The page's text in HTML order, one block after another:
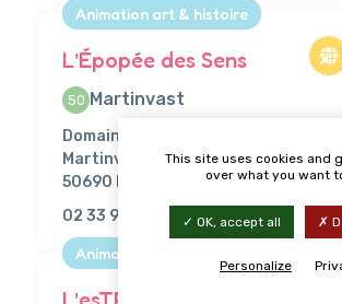
Animation art & histoire
L’Épopée des Sens
50 Martinvast
Domaine de Beaurepaire - Château
Martinvast
50690 Martinvast
02 33 95 05 74
Animation art & histoire
This site uses cookies and
over what you want
OK, accept all
Personalize